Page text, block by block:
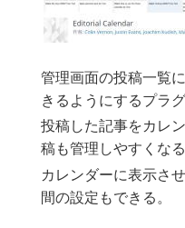
管理画面の投稿一覧
きるようにするプラグ
投稿した記事をカレ
稿も管理しやすくなる
カレンダーに表示さ
間の設定もできる。